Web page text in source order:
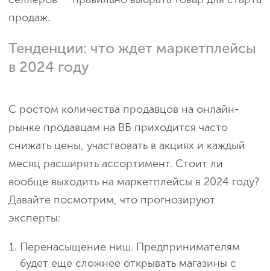
продаж.
Тенденции: что ждет маркетплейсы
в 2024 году
С ростом количества продавцов на онлайн-
рынке продавцам на ВБ приходится часто
снижать цены, участвовать в акциях и каждый
месяц расширять ассортимент. Стоит ли
вообще выходить на маркетплейсы в 2024 году?
Давайте посмотрим, что прогнозируют
эксперты:
Перенасыщение ниш. Предпринимателям
будет еще сложнее открывать магазины с